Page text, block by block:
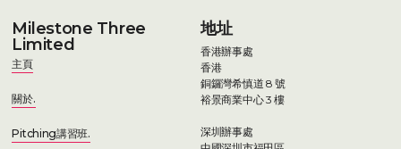
Milestone Three
Limited
主頁
關於.
Pitching講習班.
地址
香港辦事處
香港
銅鑼灣希慎道 8 號
裕景商業中心 3 樓
深圳辦事處